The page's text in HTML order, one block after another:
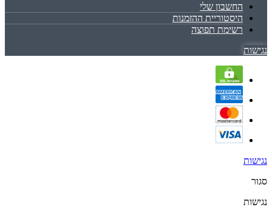
החשבון שלי
היסטוריית ההזמנות
רשימת תפוצה
נגישות
נגישות
סגור
נגישות